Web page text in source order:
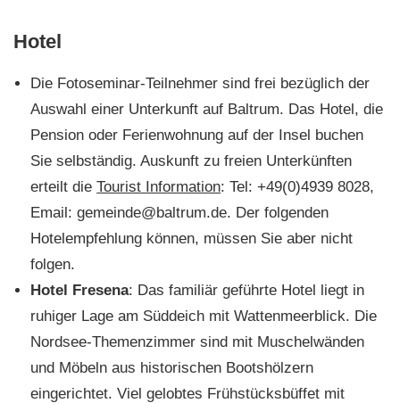
Hotel
Die Fotoseminar-Teilnehmer sind frei bezüglich der
Auswahl einer Unterkunft auf Baltrum. Das Hotel, die
Pension oder Ferienwohnung auf der Insel buchen
Sie selbständig. Auskunft zu freien Unterkünften
erteilt dieTourist Information: Tel: +49(0)4939 8028,
Email: gemeinde@baltrum.de. Der folgenden
Hotelempfehlung können, müssen Sie aber nicht
folgen.
Hotel Fresena: Das familiär geführte Hotel liegt in
ruhiger Lage am Süddeich mit Wattenmeerblick. Die
Nordsee-Themenzimmer sind mit Muschelwänden
und Möbeln aus historischen Bootshölzern
eingerichtet. Viel gelobtes Frühstücksbüffet mit